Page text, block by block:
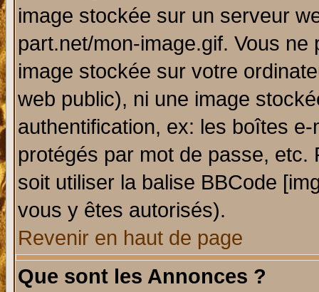
image stockée sur un serveur
part.net/mon-image.gif. Vous
image stockée sur votre
web public), ni une image
authentification, ex: les boîtes
protégés par mot de passe,
soit utiliser la balise BBCode
vous y êtes autorisés).
Revenir en haut de page
Que sont les Annonces ?